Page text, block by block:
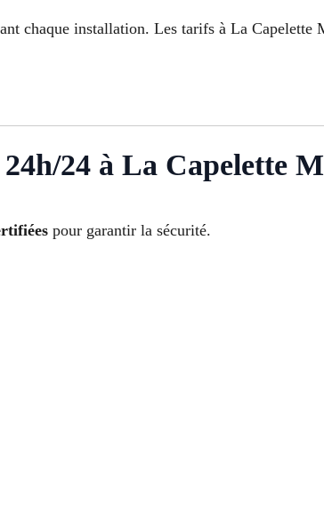
chaque installation. Les tarifs à La
24 à La Capelette
pour garantir la sécurité.